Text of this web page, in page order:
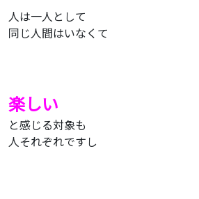
人は一人として
同じ人間はいなくて
楽しい
と感じる対象も
人それぞれですし